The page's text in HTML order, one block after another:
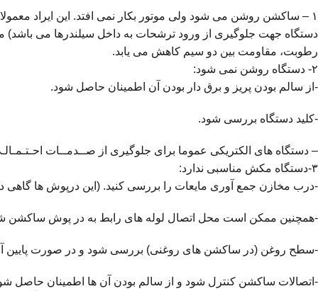
دستگاه جهت جلوگیری از ورود ترشحات به داخل سیلندرها می
رطوبت، مقاومت بین دو سیم کاهش می یابد.
۲- دستگاه روشن نمی شود:
-از سالم بودن پریز و برق دار بودن آن اطمینان حاصل شود.
-کلید دستگاه بررسی شود.
– دستگاه های الکتریکی عموما برای جلوگیری از صــدمــات
۳-دستگاه مکش مناسبی ندارد:
-درب مخازن جمع آوری مایعات را بررسی کنید. (این درپوش ها
-همچنین ممکن است محل اتصال لوله های رابط به در پوش ساکشن
-سطح روغن (در ساکشن های روغنی) بررسی شود و در صورت پایین
-اتصالات ساکشن کنترل شود و از سالم بودن آن ها اطمینان حاصل